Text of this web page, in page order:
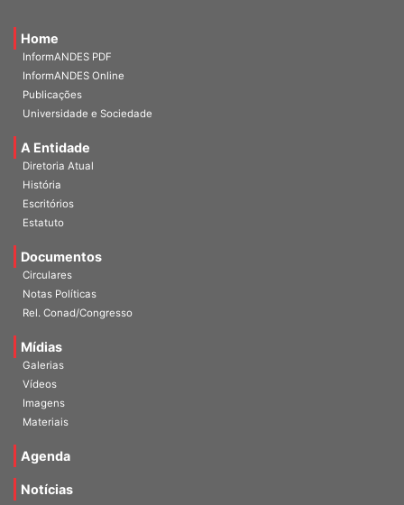
Home
InformANDES PDF
InformANDES Online
Publicações
Universidade e Sociedade
A Entidade
Diretoria Atual
História
Escritórios
Estatuto
Documentos
Circulares
Notas Políticas
Rel. Conad/Congresso
Mídias
Galerias
Vídeos
Imagens
Materiais
Agenda
Notícias